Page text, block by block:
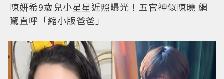
陳妍希9歲兒小星星近照曝光！五官神似陳曉 網
驚直呼「縮小版爸爸」